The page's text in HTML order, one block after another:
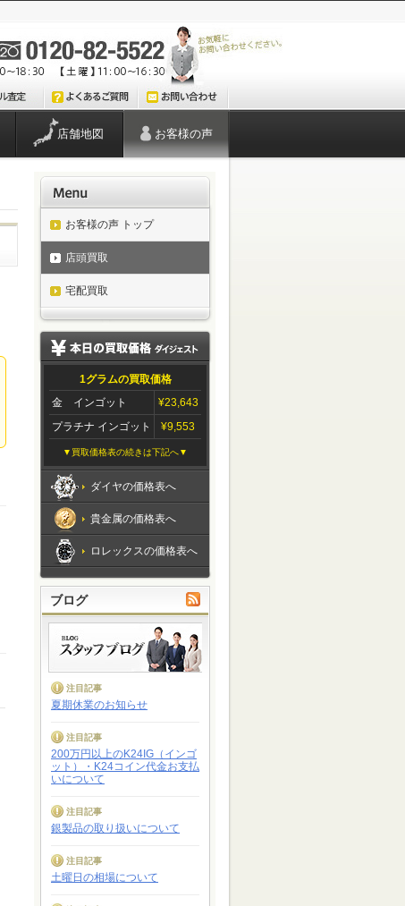
店舗地図 お客様の声
お客様の声 トップ
店頭買取
宅配買取
1グラムの買取価格
金 インゴット
¥23,643
プラチナ インゴット
¥9,553
▼買取価格表の続きは下記へ▼
ダイヤの価格表へ
貴金属の価格表へ
ロレックスの価格表へ
ブログ
注目記事
夏期休業のお知らせ
注目記事
200万円以上のK24IG（インゴ
ット）・K24コイン代金お支払
いについて
注目記事
銀製品の取り扱いについて
注目記事
土曜日の相場について